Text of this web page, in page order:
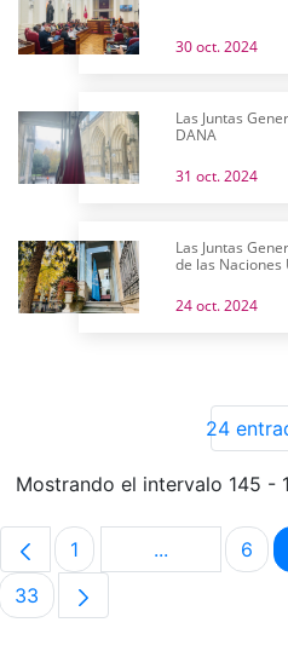
30 oct. 2024
Las Juntas
DANA
31 oct. 2024
Las Juntas
de las Naciones
24 oct. 2024
24
Mostrando el intervalo 145 -
Página
1 ...Páginas 6
Página
33